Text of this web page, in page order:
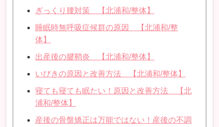
ぎっくり腰対策 【北浦和/整体】
睡眠時無呼吸症候群の原因 【北浦和/整
体】
出産後の腱鞘炎 【北浦和/整体】
いびきの原因と改善方法 【北浦和/整体】
寝ても寝ても眠たい！原因と改善方法 【北
浦和/整体】
産後の骨盤矯正は万能ではない！産後の不調